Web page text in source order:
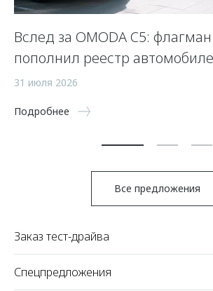
Вслед за OMODA C5:
пополнил реестр
31 июля 2026
Подробнее
Все предложения
Заказ тест-драйва
Спецпредложения